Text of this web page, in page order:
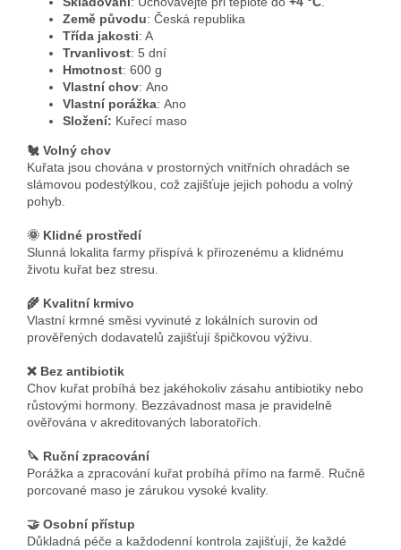
Země původu: Česká republika
Třída jakosti: A
Trvanlivost: 5 dní
Hmotnost: 600 g
Vlastní chov: Ano
Vlastní porážka: Ano
Složení: Kuřecí maso
🐔 Volný chov
Kuřata jsou chována v prostorných vnitřních ohradách se
slámovou podestýlkou, což zajišťuje jejich pohodu a volný
pohyb.
🌞 Klidné prostředí
Slunná lokalita farmy přispívá k přirozenému a klidnému
životu kuřat bez stresu.
🌾 Kvalitní krmivo
Vlastní krmné směsi vyvinuté z lokálních surovin od
prověřených dodavatelů zajišťují špičkovou výživu.
❌ Bez antibiotik
Chov kuřat probíhá bez jakéhokoliv zásahu antibiotiky nebo
růstovými hormony. Bezzávadnost masa je pravidelně
ověřována v akreditovaných laboratořích.
🔪 Ruční zpracování
Porážka a zpracování kuřat probíhá přímo na farmě. Ručně
porcované maso je zárukou vysoké kvality.
🤝 Osobní přístup
Důkladná péče a každodenní kontrola zajišťují, že každé